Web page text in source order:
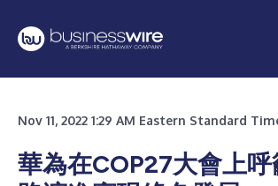
Nov 11, 2022 1:29 AM Eastern Standard
華為在COP27大會上呼